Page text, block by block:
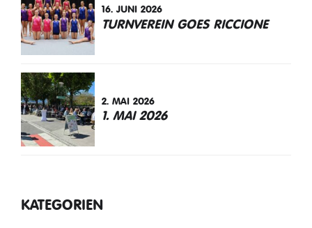
16. JUNI 2026
TURNVEREIN GOES RICCIONE
2. MAI 2026
1. MAI 2026
KATEGORIEN